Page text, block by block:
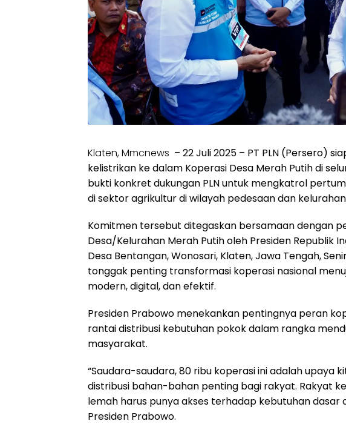
Klaten, Mmcnews – 22 Juli 2025 – PT PLN (Persero)
kelistrikan ke dalam Koperasi Desa Merah Putih di
bukti konkret dukungan PLN untuk mengkatrol
di sektor agrikultur di wilayah pedesaan dan
Komitmen tersebut ditegaskan bersamaan dengan
Desa/Kelurahan Merah Putih oleh Presiden Republik
Desa Bentangan, Wonosari, Klaten, Jawa Tengah,
tonggak penting transformasi koperasi nasional
modern, digital, dan efektif.
Presiden Prabowo menekankan pentingnya peran
rantai distribusi kebutuhan pokok dalam rangka
masyarakat.
“Saudara-saudara, 80 ribu koperasi ini adalah upaya
distribusi bahan-bahan penting bagi rakyat. Rakyat
lemah harus punya akses terhadap kebutuhan dasar
Presiden Prabowo.